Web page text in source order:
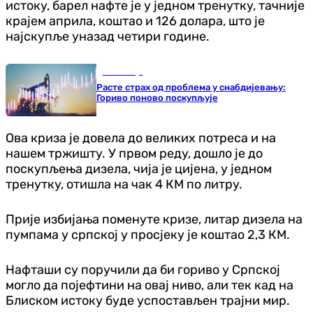
истоку, барел нафте је у једном тренутку, тачније
крајем априла, коштао и 126 долара, што је
најскупље уназад четири године.
Расте страх од проблема у снабдијевању:
Гориво поново поскупљује
Ова криза је довела до великих потреса и на
нашем тржишту. У првом реду, дошло је до
поскупљења дизела, чија је цијена, у једном
тренутку, отишла на чак 4 КМ по литру.
Прије избијања поменуте кризе, литар дизела на
пумпама у српској у просјеку је коштао 2,3 КМ.
Нафташи су поручили да би гориво у Српској
могло да појефтини на овај ниво, али тек кад на
Блиском истоку буде успостављен трајни мир.